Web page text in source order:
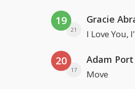
19
21
Gracie
I Love You,
20
17
Adam
Move